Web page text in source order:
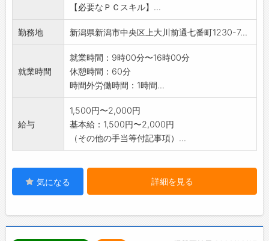
いただけたときは本当に嬉しかったです。」
・経験を重ねていただく中で、マネジメント層
の営業部長へのキャリアがあります。
→スタッフのマネジメント（販売指導・係数管
理など）や、販売計画立案、店舗VMDなどを管
理する立場となります。
・希望に応じて、別拠点への異動も可能です◎
【職場の雰囲気・社風】
・誇りを持ちながら、安心して長く働き続けら
れる職場にするために、様々な取り組みをして
います♪
場環境づくりを進めています！
・「社内提案制度」全社員（パート社員を含
・「車座ミーティング」会社のトップとラン
チをしながら♪
【変更の範囲】なし
◆◆求める人物像◆◆
*責任感を持って業務に取り組める方 *細かい
丁寧に行える方 *協調性があり前向きに仕事
に取り組める方
【必要なＰＣスキル】...
勤務地 新潟県新潟市中央区上大川前通七番町1230-7...
就業時間
就業時間：9時00分〜16時00分
休憩時間：60分
時間外労働時間：1時間...
給与
1,500円〜2,000円
基本給：1,500円〜2,000円
（その他の手当等付記事項）...
気になる 詳細を見る